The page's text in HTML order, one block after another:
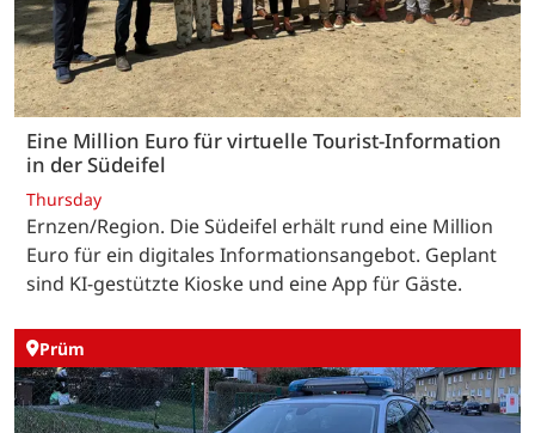
Eine Million Euro für virtuelle Tourist-Information
in der Südeifel
Thursday
Ernzen/Region. Die Südeifel erhält rund eine Million
Euro für ein digitales Informationsangebot. Geplant
sind KI-gestützte Kioske und eine App für Gäste.
Prüm